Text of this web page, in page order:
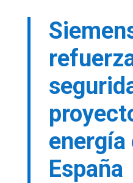
energía
España